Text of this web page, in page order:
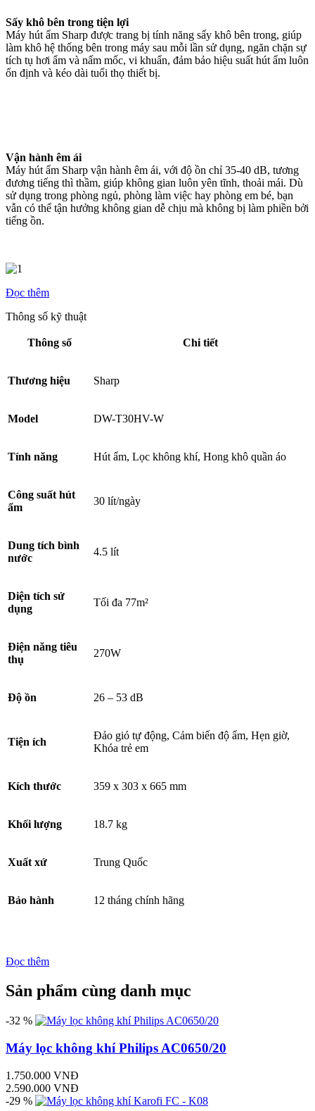
Sấy khô bên trong tiện lợi
Máy hút ẩm Sharp được trang bị tính năng sấy khô bên trong, giúp
làm khô hệ thống bên trong máy sau mỗi lần sử dụng, ngăn chặn sự
tích tụ hơi ẩm và nấm mốc, vi khuẩn, đảm bảo hiệu suất hút ẩm luôn
ổn định và kéo dài tuổi thọ thiết bị.
Vận hành êm ái
Máy hút ẩm Sharp vận hành êm ái, với độ ồn chỉ 35-40 dB, tương
đương tiếng thì thầm, giúp không gian luôn yên tĩnh, thoải mái. Dù
sử dụng trong phòng ngủ, phòng làm việc hay phòng em bé, bạn
vẫn có thể tận hưởng không gian dễ chịu mà không bị làm phiền bởi
tiếng ồn.
Đọc thêm
Thông số kỹ thuật
Thông số Chi tiết
Thương hiệu Sharp
Model DW-T30HV-W
Tính năng Hút ẩm, Lọc không khí, Hong khô quần áo
Công suất hút
ẩm
30 lít/ngày
Dung tích bình
nước
4.5 lít
Diện tích sử
dụng
Tối đa 77m²
Điện năng tiêu
thụ
270W
Độ ồn 26 – 53 dB
Tiện ích
Đảo gió tự động, Cảm biến độ ẩm, Hẹn giờ,
Khóa trẻ em
Kích thước 359 x 303 x 665 mm
Khối lượng 18.7 kg
Xuất xứ Trung Quốc
Bảo hành 12 tháng chính hãng
Đọc thêm
Sản phẩm cùng danh mục
-32 %
Máy lọc không khí Philips AC0650/20
1.750.000 VNĐ
2.590.000 VNĐ
-29 %